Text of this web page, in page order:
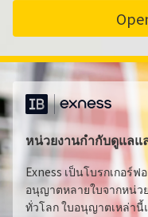
หน่วยงานกำกับดูแลแ
Exness เป็นโบรกเกอร์ฟ
อนุญาตหลายใบจากหน่ว
ทั่วโลก ใบอนุญาตเหล่านี้